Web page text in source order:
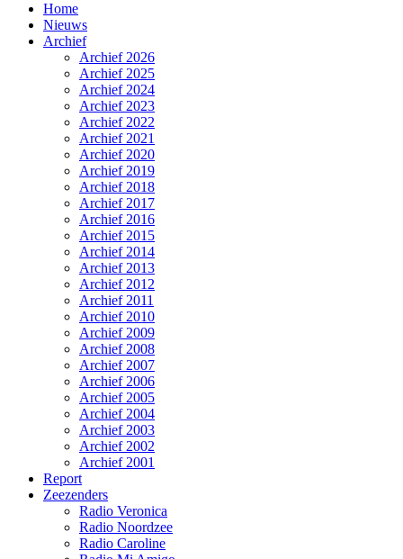
Home
Nieuws
Archief
Archief 2026
Archief 2025
Archief 2024
Archief 2023
Archief 2022
Archief 2021
Archief 2020
Archief 2019
Archief 2018
Archief 2017
Archief 2016
Archief 2015
Archief 2014
Archief 2013
Archief 2012
Archief 2011
Archief 2010
Archief 2009
Archief 2008
Archief 2007
Archief 2006
Archief 2005
Archief 2004
Archief 2003
Archief 2002
Archief 2001
Report
Zeezenders
Radio Veronica
Radio Noordzee
Radio Caroline